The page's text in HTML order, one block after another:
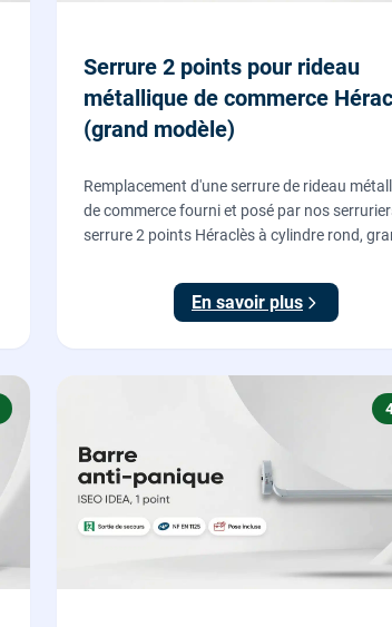
Serrure 2 points pour rideau
métallique de commerce
(grand modèle)
Remplacement d'une serrure de rideau
de commerce fourni et posé par nos
serrure 2 points Héraclès à cylindre rond,
tringle plate et réglage des deux points de
En savoir plus